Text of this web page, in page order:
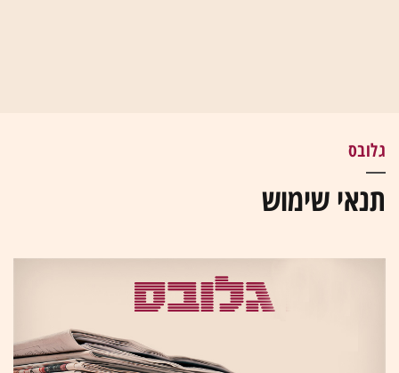
גלובס
תנאי שימוש